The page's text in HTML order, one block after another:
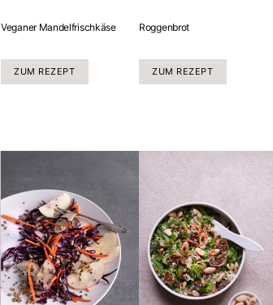
Veganer Mandelfrischkäse
ZUM REZEPT
Roggenbrot
ZUM REZEPT